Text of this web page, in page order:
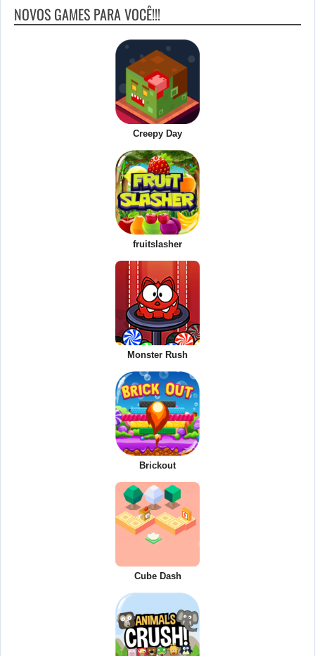
NOVOS GAMES PARA VOCÊ!!!
Creepy Day
fruitslasher
Monster Rush
Brickout
Cube Dash